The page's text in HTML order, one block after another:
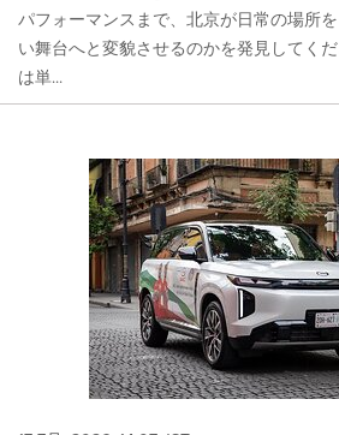
パフォーマンスまで、北京が日常の場所
い舞台へと変貌させるのかを発見してく
は単...